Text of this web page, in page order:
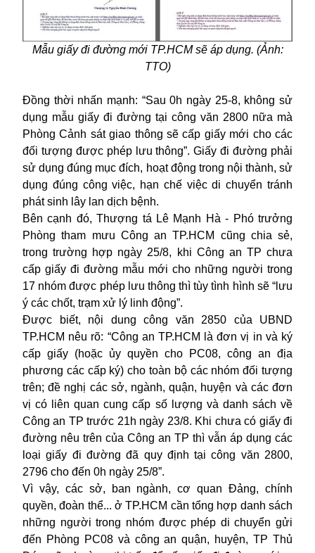
Mẫu giấy đi đường mới TP.HCM sẽ áp dụng. (Ảnh:
TTO)
Đồng thời nhấn mạnh: “Sau 0h ngày 25-8, không sử
dụng mẫu giấy đi đường tại công văn 2800 nữa mà
Phòng Cảnh sát giao thông sẽ cấp giấy mới cho các
đối tượng được phép lưu thông”. Giấy đi đường phải
sử dụng đúng mục đích, hoạt động trong nội thành, sử
dụng đúng công việc, hạn chế việc di chuyển tránh
phát sinh lây lan dịch bệnh.
Bên cạnh đó, Thượng tá Lê Mạnh Hà - Phó trưởng
Phòng tham mưu Công an TP.HCM cũng chia sẻ,
trong trường hợp ngày 25/8, khi Công an TP chưa
cấp giấy đi đường mẫu mới cho những người trong
17 nhóm được phép lưu thông thì tùy tình hình sẽ “lưu
ý các chốt, trạm xử lý linh động”.
Được biết, nội dung công văn 2850 của UBND
TP.HCM nêu rõ: “Công an TP.HCM là đơn vị in và ký
cấp giấy (hoặc ủy quyền cho PC08, công an địa
phương các cấp ký) cho toàn bộ các nhóm đối tượng
trên; đề nghị các sở, ngành, quận, huyện và các đơn
vị có liên quan cung cấp số lượng và danh sách về
Công an TP trước 21h ngày 23/8. Khi chưa có giấy đi
đường nêu trên của Công an TP thì vẫn áp dụng các
loại giấy đi đường đã quy định tại công văn 2800,
2796 cho đến 0h ngày 25/8”.
Vì vậy, các sở, ban ngành, cơ quan Đảng, chính
quyền, đoàn thể... ở TP.HCM cần tổng hợp danh sách
những người trong nhóm được phép di chuyển gửi
đến Phòng PC08 và công an quận, huyện, TP Thủ